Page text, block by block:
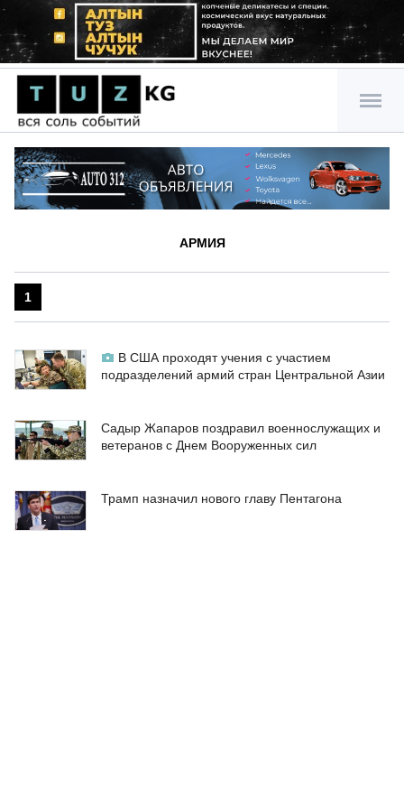
АРМИЯ
1
В США проходят учения с участием
подразделений армий стран Центральной Азии
Садыр Жапаров поздравил военнослужащих и
ветеранов с Днем Вооруженных сил
Трамп назначил нового главу Пентагона